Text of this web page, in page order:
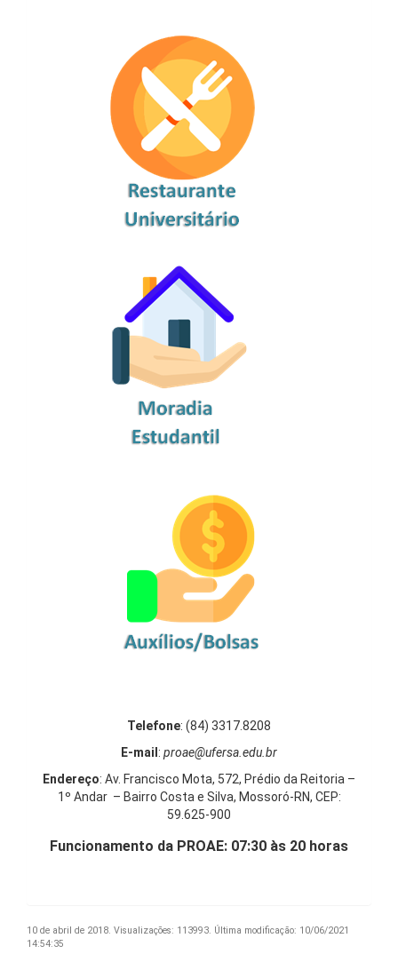
Telefone: (84) 3317.8208
E-mail : proae@ufersa.edu.br
Endereço: Av. Francisco Mota, 572, Prédio da Reitoria –
1º Andar – Bairro Costa e Silva, Mossoró-RN, CEP:
59.625-900
Funcionamento da PROAE: 07:30 às 20 horas
10 de abril de 2018. Visualizações: 113993. Última modificação: 10/06/2021
14:54:35